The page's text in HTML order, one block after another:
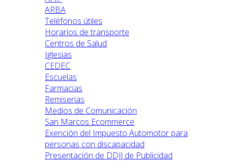
ARBA
Teléfonos útiles
Horarios de transporte
Centros de Salud
Iglesias
CEDEC
Escuelas
Farmacias
Remiserias
Medios de Comunicación
San Marcos Ecommerce
Exención del Impuesto Automotor para
personas con discapacidad
Presentación de DDJJ de Publicidad